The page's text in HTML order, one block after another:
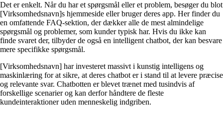
Det er enkelt. Når du har et spørgsmål eller et problem, besøger du blot
[Virksomhedsnavn]s hjemmeside eller bruger deres app. Her finder du
en omfattende FAQ-sektion, der dækker alle de mest almindelige
spørgsmål og problemer, som kunder typisk har. Hvis du ikke kan
finde svaret der, tilbyder de også en intelligent chatbot, der kan besvare
mere specifikke spørgsmål.
[Virksomhedsnavn] har investeret massivt i kunstig intelligens og
maskinlæring for at sikre, at deres chatbot er i stand til at levere præcise
og relevante svar. Chatbotten er blevet trænet med tusindvis af
forskellige scenarier og kan derfor håndtere de fleste
kundeinteraktioner uden menneskelig indgriben.